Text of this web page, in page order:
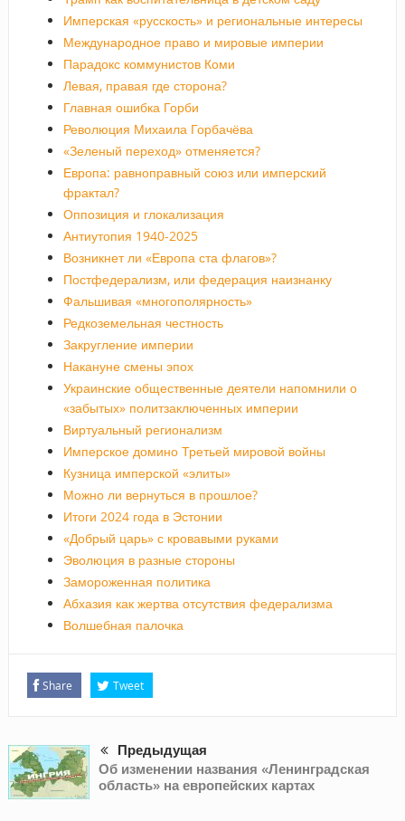
Имперская «русскость» и региональные интересы
Международное право и мировые империи
Парадокс коммунистов Коми
Левая, правая где сторона?
Главная ошибка Горби
Революция Михаила Горбачёва
«Зеленый переход» отменяется?
Европа: равноправный союз или имперский
фрактал?
Оппозиция и глокализация
Антиутопия 1940-2025
Возникнет ли «Европа ста флагов»?
Постфедерализм, или федерация наизнанку
Фальшивая «многополярность»
Редкоземельная честность
Закругление империи
Накануне смены эпох
Украинские общественные деятели напомнили о
«забытых» политзаключенных империи
Виртуальный регионализм
Имперское домино Третьей мировой войны
Кузница имперской «элиты»
Можно ли вернуться в прошлое?
Итоги 2024 года в Эстонии
«Добрый царь» с кровавыми руками
Эволюция в разные стороны
Замороженная политика
Абхазия как жертва отсутствия федерализма
Волшебная палочка
Share Tweet
Предыдущая
Об изменении названия «Ленинградская
область» на европейских картах